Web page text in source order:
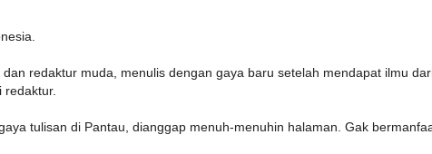
redaktur muda, menulis dengan gaya baru setelah mendapat ilmu
tulisan di Pantau, dianggap menuh-menuhin halaman. Gak